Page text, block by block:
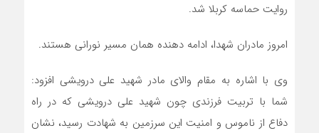
روایت حماسه کربلا شد.
امروز مادران شهدا، ادامه دهنده همان مسیر نورانی هستند.
وی با اشاره به مقام والای مادر شهید علی درویشی افزود:
شما با تربیت فرزندی چون شهید علی درویشی که در راه
دفاع از ناموس و امنیت این سرزمین به شهادت رسید، نشان